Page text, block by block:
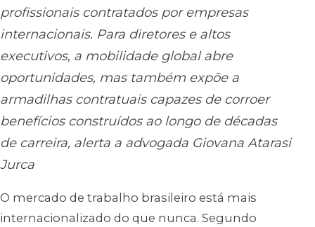
profissionais contratados por empresas
internacionais. Para diretores e altos
executivos, a mobilidade global abre
oportunidades, mas também expõe a
armadilhas contratuais capazes de corroer
benefícios construídos ao longo de décadas
de carreira, alerta a advogada Giovana Atarasi
Jurca
O mercado de trabalho brasileiro está mais
internacionalizado do que nunca. Segundo